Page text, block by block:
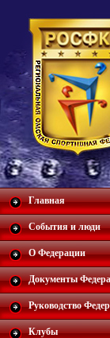
Главная
События и люди
О Федерации
Документы
Руководство
Клубы